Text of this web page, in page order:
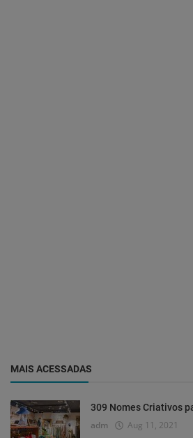
MAIS ACESSADAS
309 Nomes Criativos
adm Aug 11, 2021